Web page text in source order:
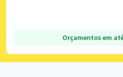
Orçamentos em